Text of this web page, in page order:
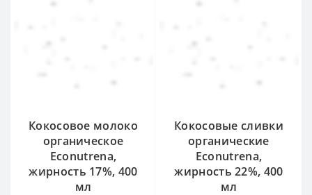
Кокосовое молоко
органическое
Econutrena,
жирность 17%, 400
мл
Кокосовые сливки
органические
Econutrena,
жирность 22%, 400
мл